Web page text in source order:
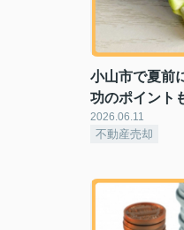
小山市で夏前
功のポイント
2026.06.11
不動産売却